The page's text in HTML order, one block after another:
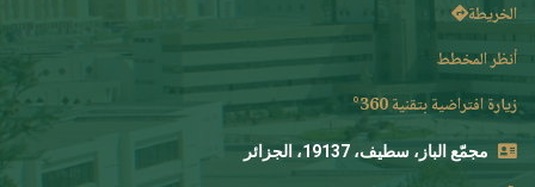
الخريطة
أنظر المخطط
زيارة افتراضية بتقنية 360°
مجمّع الباز، سطيف، 19137، الجزائر